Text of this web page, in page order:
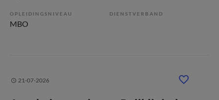
OPLEIDINGSNIVEAU
MBO
DIENSTVERBAND
21-07-2026